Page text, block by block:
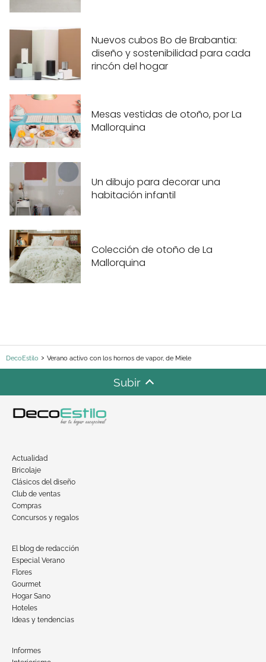
Nuevos cubos Bo de Brabantia:
diseño y sostenibilidad para cada
rincón del hogar
Mesas vestidas de otoño, por La
Mallorquina
Un dibujo para decorar una
habitación infantil
Colección de otoño de La
Mallorquina
DecoEstilo Verano activo con los hornos de vapor, de Miele
Subir
Actualidad
Bricolaje
Clásicos del diseño
Club de ventas
Compras
Concursos y regalos
El blog de redacción
Especial Verano
Flores
Gourmet
Hogar Sano
Hoteles
Ideas y tendencias
Informes